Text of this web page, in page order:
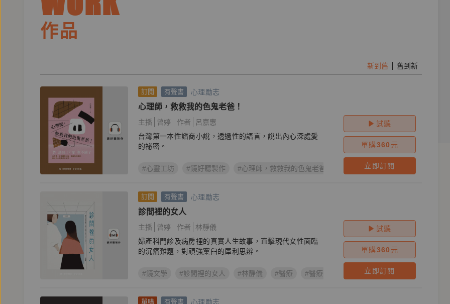
作品
新到舊 舊到新
訂閱 有聲書 心理勵志
心理師，救救我的色鬼老爸！
主播 曾婷 作者
呂嘉惠
台灣第一本性諮商小說，透過性的語言，說出內心深處愛
的祕密。
#心靈工坊 #鏡好聽製作 #心理師，救救我的色鬼老爸
試聽
單購360 元
立即訂閱
訂閱 有聲書 心理勵志
診間裡的女人
主播 曾婷 作者
林靜儀
婦產科門診及病房裡的真實人生故事，直擊現代女性面臨
的沉痛難題，對頑強窠臼的犀利思辨。
#鏡文學 #診間裡的女人 #林靜儀 #醫療 #醫療保健 #個案 #鏡好聽製作
試聽
單購360 元
立即訂閱
單購 有聲書 心理勵志